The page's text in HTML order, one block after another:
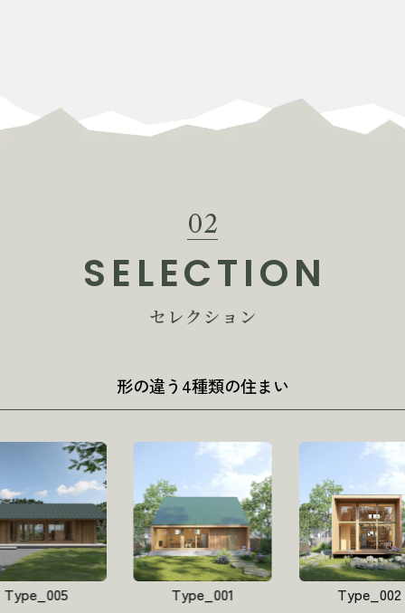
02
SELECTION
セレクション
形の違う4種類の住まい
Type_005 Type_001 Type_002